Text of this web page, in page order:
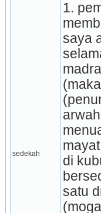
sedekah
1.
saya
di
satu